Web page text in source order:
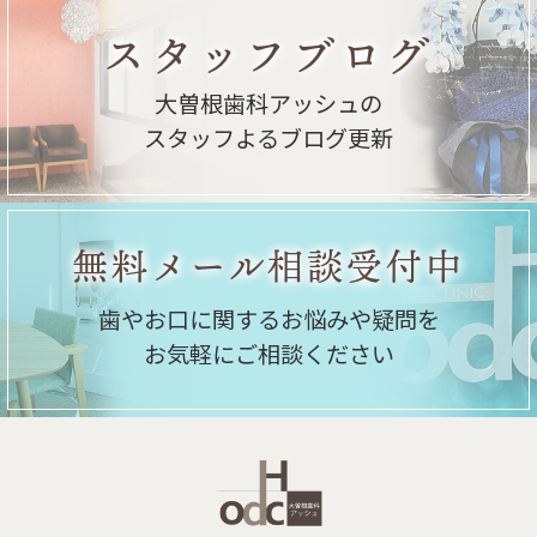
スタッフブログ
大曽根歯科アッシュの
スタッフよるブログ更新
無料メール相談受付中
歯やお口に関するお悩みや疑問を
お気軽にご相談ください